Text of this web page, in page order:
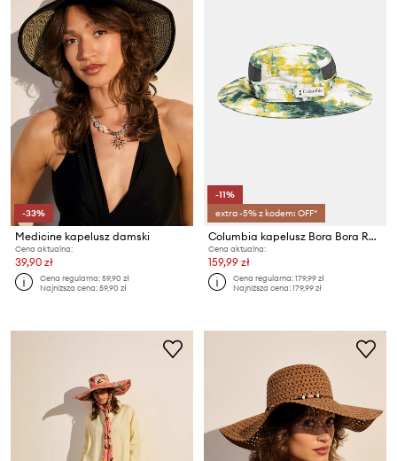
-33%
Medicine kapelusz damski
Cena aktualna:
39,90 zł
Cena regularna:59,90 zł
Najniższa cena:59,90 zł
-11%
extra -5% z kodem: OFF*
Columbia kapelusz Bora Bora Retro
Cena aktualna:
159,99 zł
Cena regularna:179,99 zł
Najniższa cena:179,99 zł